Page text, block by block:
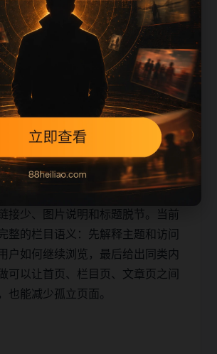
口整理围绕zyht补充搜索场景、栏
明和站内推荐。主题图的 alt 和 title
、栏目词和文章标题，图片本地化
说明，减少坏图和无意义图片。
叠关键词，而是把主题摘要、阅读
和继续浏览入口放在同一页面，帮
少反复搜索，也让栏目页、内容页
形成稳定的抓取路径。
，旧站内容页最容易出现的问题是正
接少、图片说明和标题脱节。当前
整的栏目语义：先解释主题和访问
户如何继续浏览，最后给出同类内
可以让首页、栏目页、文章页之间
也能减少孤立页面。